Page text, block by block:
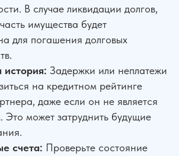
В случае ликвидации долгов,
имущества будет
для погашения долговых
история: Задержки или неплатежи
на кредитном рейтинге
даже если он не является
Это может затруднить будущие
счета: Проверьте состояние